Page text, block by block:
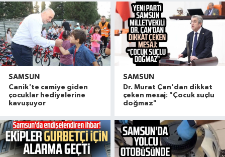
SAMSUN
Canik'te camiye giden
çocuklar hediyelerine
kavuşuyor
SAMSUN
Dr. Murat Çan'dan dikkat
çeken mesaj: "Çocuk suçlu
doğmaz"